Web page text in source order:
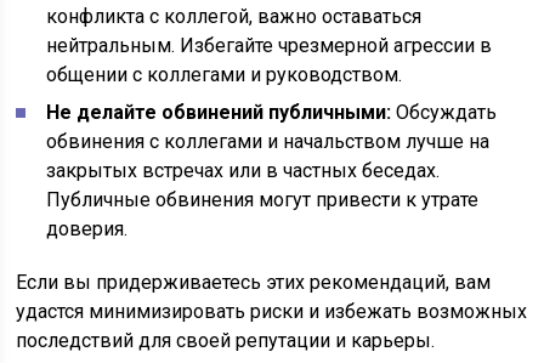
конфликта с коллегой, важно оставаться
нейтральным. Избегайте чрезмерной агрессии в
общении с коллегами и руководством.
Не делайте обвинений публичными: Обсуждать
обвинения с коллегами и начальством лучше на
закрытых встречах или в частных беседах.
Публичные обвинения могут привести к утрате
доверия.
Если вы придерживаетесь этих рекомендаций, вам
удастся минимизировать риски и избежать возможных
последствий для своей репутации и карьеры.